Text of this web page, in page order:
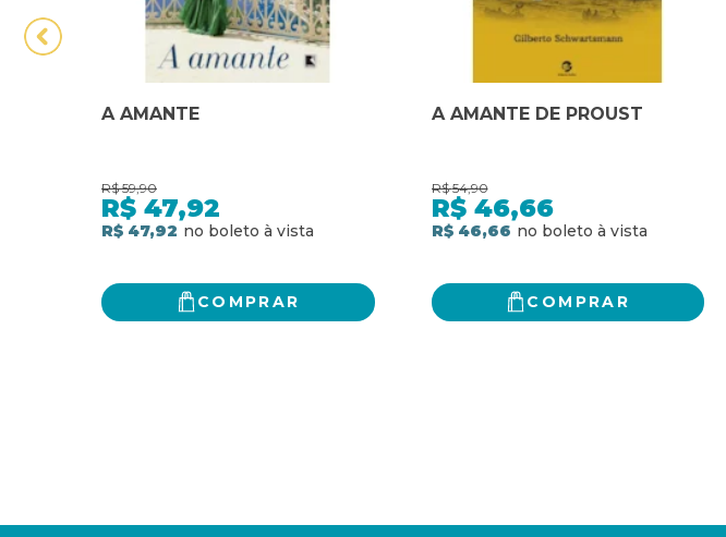
A AMANTE
R$ 59,90
R$ 47,92
R$ 47,92
COMPRAR
A AMANTE DE PROUST
R$ 54,90
R$ 46,66
R$ 46,66
COMPRAR